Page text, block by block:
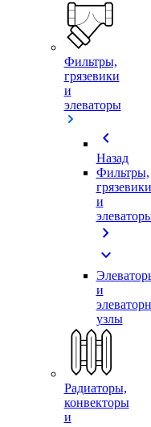
Фильтры,
грязевики
и
элеваторы
chevron_left
Назад
Фильтры,
грязевики
и
chevron_right
expand_more
и
узлы
Радиаторы,
конвекторы
и